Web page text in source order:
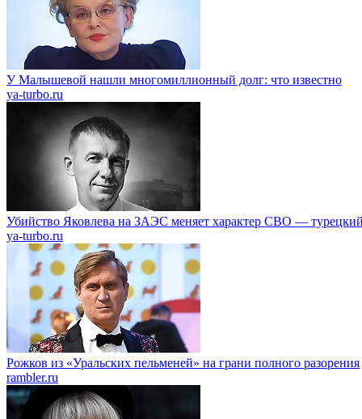
У Малышевой нашли многомиллионный долг: что известно
ya-turbo.ru
Убийство Яковлева на ЗАЭС меняет характер СВО —
ya-turbo.ru
Рожков из «Уральских пельменей» на грани полного разорения
rambler.ru